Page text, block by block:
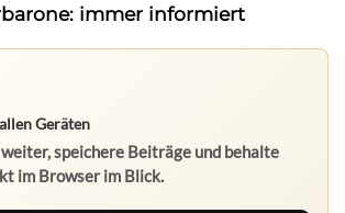
immer informiert
Geräten
speichere Beiträge und behalte
im Browser im Blick.